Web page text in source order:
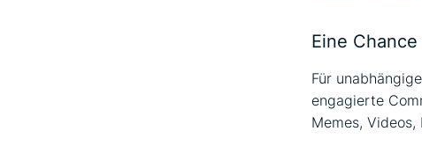
Eine
Für
engagierte
Memes, Videos,